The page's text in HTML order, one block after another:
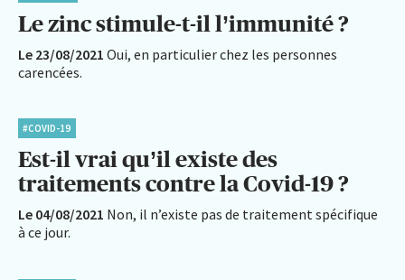
Le zinc stimule-t-il l’immunité ?
Le 23/08/2021 Oui, en particulier chez les personnes
carencées.
#COVID-19
Est-il vrai qu’il existe des
traitements contre la Covid-19 ?
Le 04/08/2021 Non, il n’existe pas de traitement spécifique
à ce jour.